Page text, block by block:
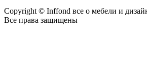
Copyright © Inffond все о мебели и
Все права защищены